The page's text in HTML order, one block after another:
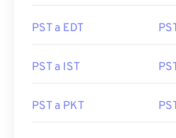
PST a EDT
PST a IST
PST a PKT